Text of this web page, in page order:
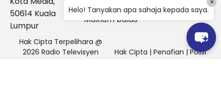
50614 Kuala
Lumpur
: Aduan &
Maklum balas
Hak Cipta Terpelihara @
2026 Radio Televisyen
Hak Cipta | Penafian | Polisi
Helo! Tanyakan apa sahaja kepada saya.
×